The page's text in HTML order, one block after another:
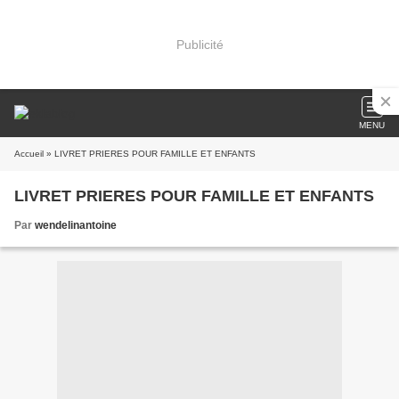
Publicité
MENU
Accueil » LIVRET PRIERES POUR FAMILLE ET ENFANTS
LIVRET PRIERES POUR FAMILLE ET ENFANTS
Par wendelinantoine